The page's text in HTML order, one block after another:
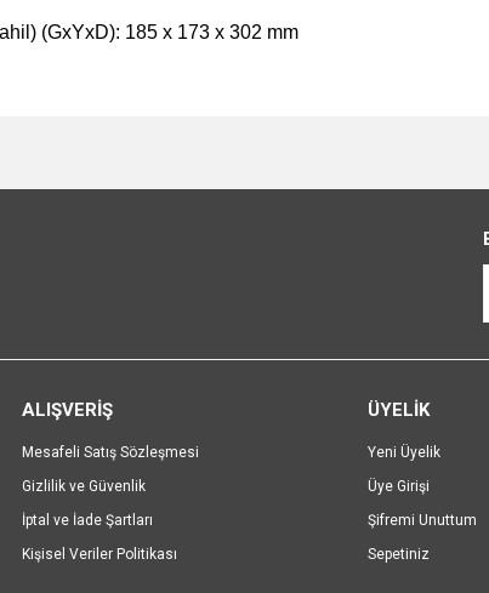
(GxYxD): 185 x 173 x 302 mm
ALIŞVERİŞ
Mesafeli Satış Sözleşmesi
Gizlilik ve Güvenlik
İptal ve İade Şartları
Kişisel Veriler Politikası
ÜYELİK
Yeni Üyelik
Üye Girişi
Şifremi Unuttum
Sepetiniz